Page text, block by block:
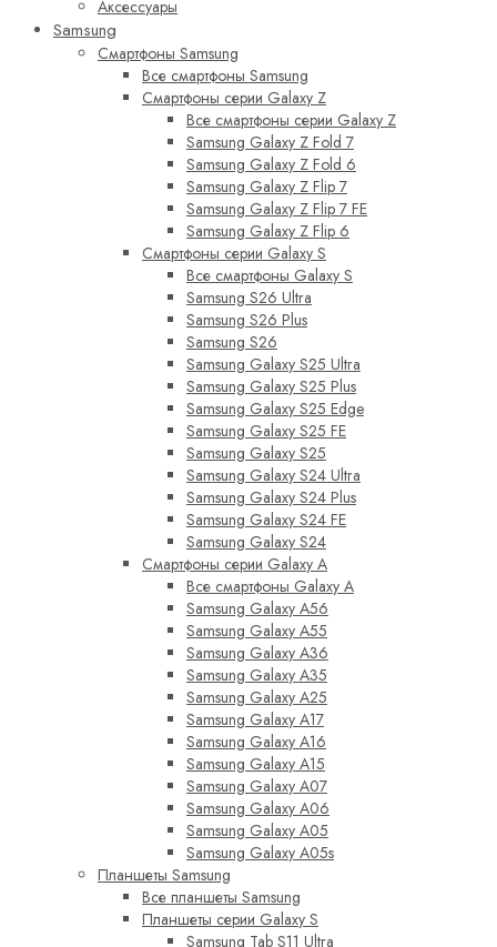
Аксессуары
Samsung
Смартфоны Samsung
Все смартфоны Samsung
Смартфоны серии Galaxy Z
Все смартфоны серии Galaxy Z
Samsung Galaxy Z Fold 7
Samsung Galaxy Z Fold 6
Samsung Galaxy Z Flip 7
Samsung Galaxy Z Flip 7 FE
Samsung Galaxy Z Flip 6
Смартфоны серии Galaxy S
Все смартфоны Galaxy S
Samsung S26 Ultra
Samsung S26 Plus
Samsung S26
Samsung Galaxy S25 Ultra
Samsung Galaxy S25 Plus
Samsung Galaxy S25 Edge
Samsung Galaxy S25 FE
Samsung Galaxy S25
Samsung Galaxy S24 Ultra
Samsung Galaxy S24 Plus
Samsung Galaxy S24 FE
Samsung Galaxy S24
Смартфоны серии Galaxy A
Все смартфоны Galaxy A
Samsung Galaxy A56
Samsung Galaxy A55
Samsung Galaxy A36
Samsung Galaxy A35
Samsung Galaxy A25
Samsung Galaxy A17
Samsung Galaxy A16
Samsung Galaxy A15
Samsung Galaxy A07
Samsung Galaxy A06
Samsung Galaxy A05
Samsung Galaxy A05s
Планшеты Samsung
Все планшеты Samsung
Планшеты серии Galaxy S
Samsung Tab S11 Ultra